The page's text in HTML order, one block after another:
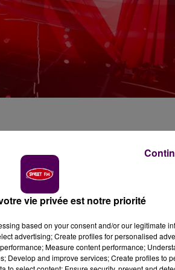
aussi, tenter votre chance
etl'hôtel Mercure de Blois
déjà fait Sara, Rania, Lilou,
vous de vivre une aventure
vie privée est notre priorité
based on your consent and/or our legitimate
advertising; Create profiles for personalised
Measure content performance;
Develop and improve services; Create profiles to